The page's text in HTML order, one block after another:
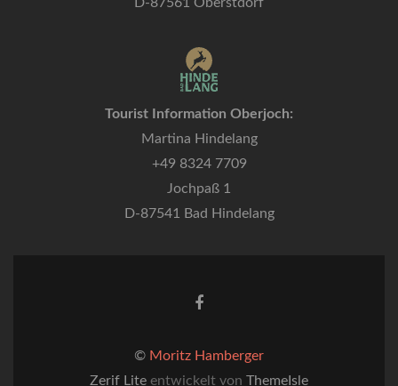
Tourist Information Oberjoch:
Martina Hindelang
+49 8324 7709
Jochpaß 1
D-87541 Bad Hindelang
Facebook-
© Moritz Hamberger
Zerif Lite entwickelt von ThemeIsle